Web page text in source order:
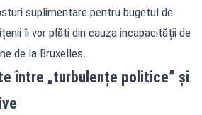
suplimentare pentru bugetul de
îi vor plăti din cauza incapacității de
de la Bruxelles.
între „turbulențe politice” și